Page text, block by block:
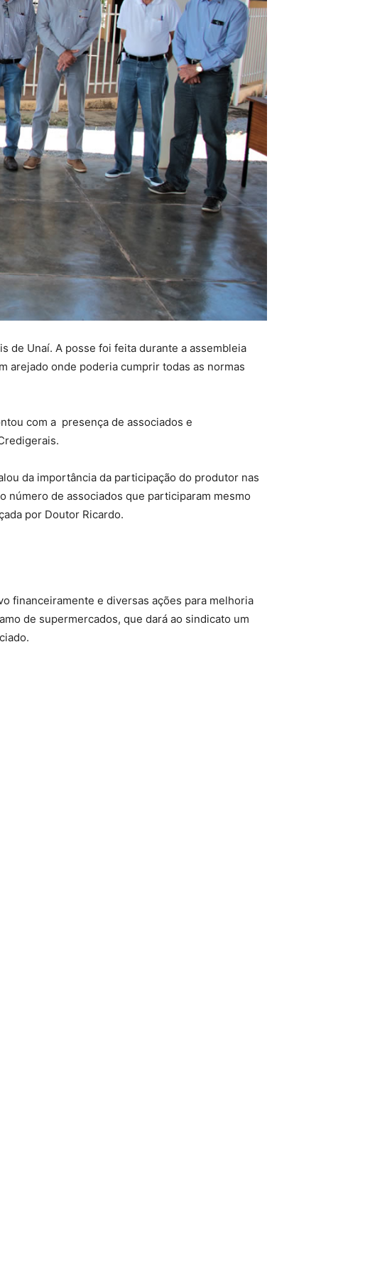
de Unaí. A posse foi feita durante a assembleia
arejado onde poderia cumprir todas as normas
com a presença de associados e
da importância da participação do produtor nas
número de associados que participaram mesmo
por Doutor Ricardo.
financeiramente e diversas ações para melhoria
de supermercados, que dará ao sindicato um